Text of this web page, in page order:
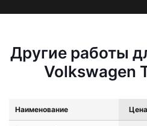
Другие работы
Volkswagen
Наименование